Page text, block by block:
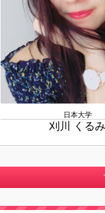
日本大学
刈川 くるみ